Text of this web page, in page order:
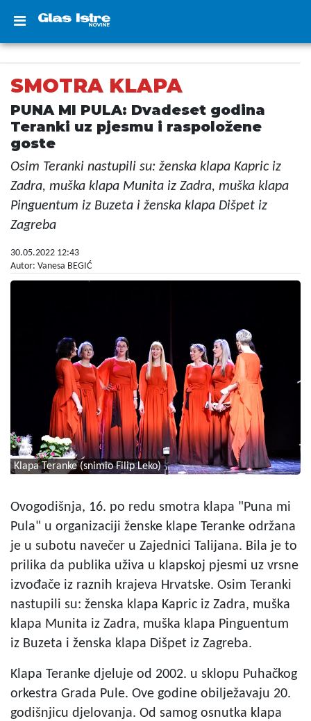
SMOTRA KLAPA
PUNA MI PULA: Dvadeset godina
Teranki uz pjesmu i raspoložene
goste
Osim Teranki nastupili su: ženska klapa Kapric iz
Zadra, muška klapa Munita iz Zadra, muška klapa
Pinguentum iz Buzeta i ženska klapa Dišpet iz
Zagreba
30.05.2022 12:43
Autor: Vanesa BEGIĆ
Klapa Teranke (snimio Filip Leko)
Ovogodišnja, 16. po redu smotra klapa "Puna mi
Pula" u organizaciji ženske klape Teranke održana
je u subotu navečer u Zajednici Talijana. Bila je to
prilika da publika uživa u klapskoj pjesmi uz vrsne
izvođače iz raznih krajeva Hrvatske. Osim Teranki
nastupili su: ženska klapa Kapric iz Zadra, muška
klapa Munita iz Zadra, muška klapa Pinguentum
iz Buzeta i ženska klapa Dišpet iz Zagreba.
Klapa Teranke djeluje od 2002. u sklopu Puhačkog
orkestra Grada Pule. Ove godine obilježavaju 20.
godišnjicu djelovanja. Od samog osnutka klapa